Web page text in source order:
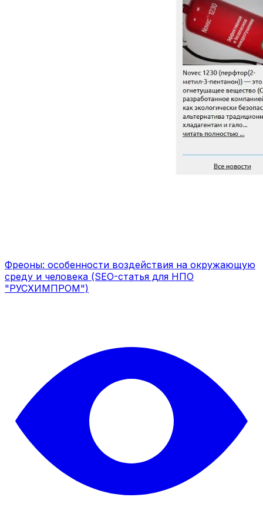
Фреоны: особенности воздействия на окружающую
среду и человека (SEO-статья для НПО
"РУСХИМПРОМ")